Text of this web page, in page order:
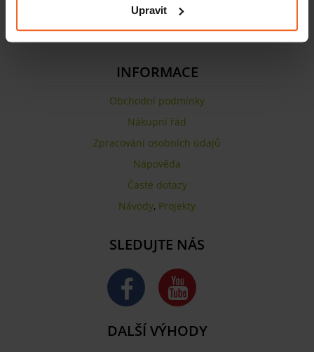
Upravit
DIČ: CZ25416375
Další kontakty
INFORMACE
Obchodní podmínky
Nákupní řád
Zpracování osobních údajů
Nápověda
Časté dotazy
Návody, Projekty
SLEDUJTE NÁS
DALŠÍ VÝHODY